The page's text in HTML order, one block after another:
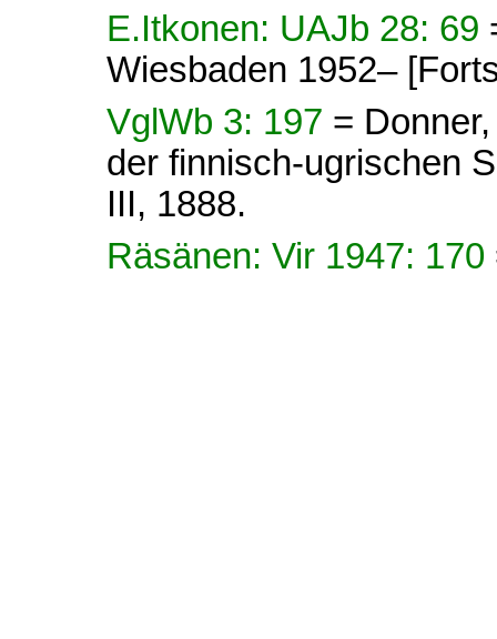
E.Itkonen: UAJb 28: 69
Wiesbaden 1952–
VglWb 3: 197 =
der finnisch-ugrischen
III, 1888.
Räsänen: Vir 1947: 170